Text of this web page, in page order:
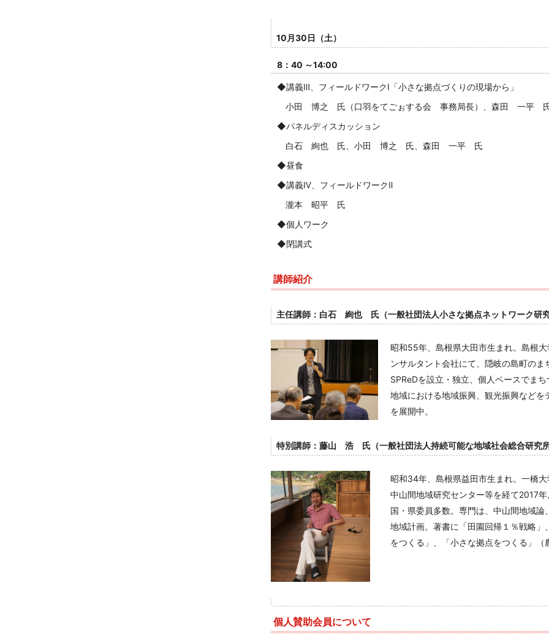
10月30日（土）
8：40 ～14:00
◆講義Ⅲ、フィールドワークⅠ「小さな拠点づくりの現場から 」
小田 博之
氏（口羽をてごぉする会 事務局長）、森田 一平
◆パネルディスカッション
白石 絢也 氏、小田 博之 氏、森田 一平 氏
◆昼食
◆講義Ⅳ、フィールドワークⅡ
瀧本 昭平 氏
◆個人ワーク
◆閉講式
講師紹介
主任講師：白石 絢也 氏（一般社団法人小さな拠点ネットワーク研
昭和55年、島根県大田市生まれ。島根
ンサルタント会社にて、隠岐の島町の
SPReDを設立・独立、個人ベースでま
地域における地域振興、観光振興など
を展開中。
特別講師：藤山 浩 氏（一般社団法人持続可能な地域社会総合研究
昭和34年、島根県益田市生まれ。一橋
中山間地域研究センター等を経て2017
国・県委員多数。専門は、中山間地域
地域計画。著書に「田園回帰１％戦略
をつくる」、「小さな拠点をつくる」（
個人賛助会員について